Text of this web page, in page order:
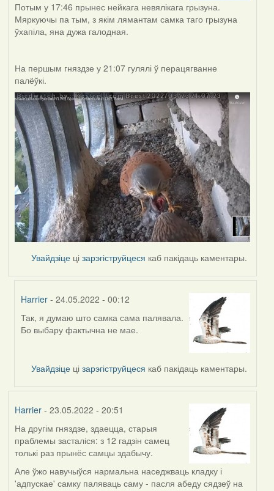
Потым у 17:46 прынес нейкага невялікага грызуна.
Мяркуючы па тым, з якім лямантам самка таго грызуна
ўхапіла, яна дужа галодная.
На першым гняздзе у 21:07 гулялі ў перацягванне
палёўкі.
Увайдзіце цізарэгіструйцеся каб пакідаць каментары.
Harrier - 24.05.2022 - 00:12
In
reply
Lighty
Так, я думаю што самка сама палявала.
Бо выбару фактычна не мае.
Увайдзіце цізарэгіструйцеся каб пакідаць каментары.
Harrier- 23.05.2022 - 20:51
На другім гняздзе, здаецца, старыя
праблемы засталіся: з 12 гадзін самец
толькі раз прынёс самцы здабычу.
Але ўжо навучыўся нармальна наседжваць кладку і
'адпускае' самку паляваць саму - пасля абеду сядзеў на